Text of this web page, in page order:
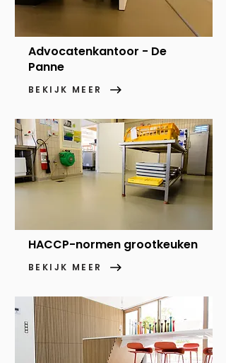
Advocatenkantoor - De
Panne
BEKIJK MEER
HACCP-normen grootkeuken
BEKIJK MEER